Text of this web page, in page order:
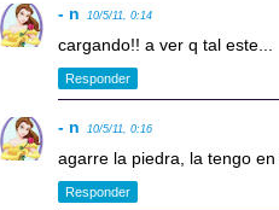
- n 10/5/11, 0:14
cargando!! a ver q tal este...
Responder
- n 10/5/11, 0:16
agarre la piedra, la tengo
Responder